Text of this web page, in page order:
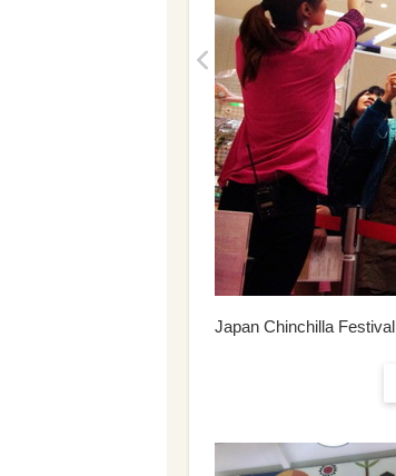
Japan Chinchilla Festival